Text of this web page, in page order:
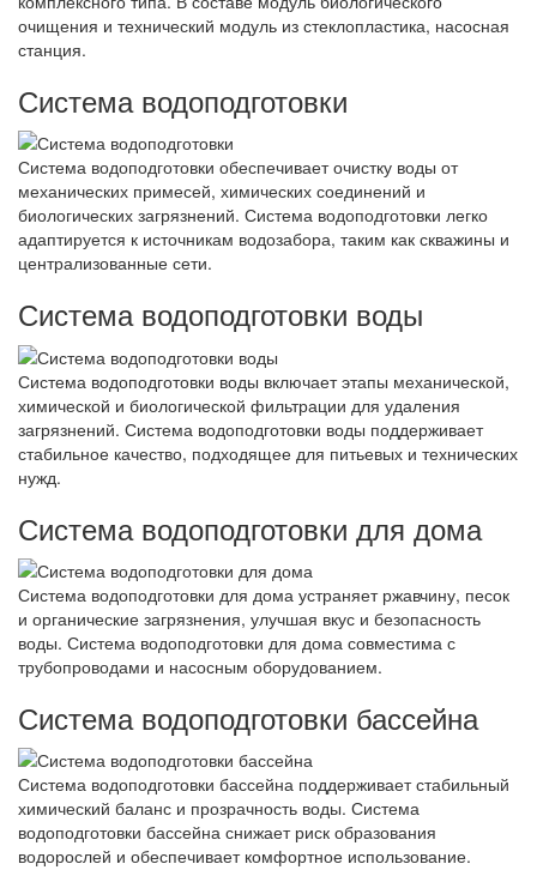
очищения и технический модуль из стеклопластика, насосная
станция.
Система водоподготовки
Система водоподготовки обеспечивает очистку воды от
механических примесей, химических соединений и
биологических загрязнений. Система водоподготовки легко
адаптируется к источникам водозабора, таким как скважины и
централизованные сети.
Система водоподготовки воды
Система водоподготовки воды включает этапы механической,
химической и биологической фильтрации для удаления
загрязнений. Система водоподготовки воды поддерживает
стабильное качество, подходящее для питьевых и технических
нужд.
Система водоподготовки для дома
Система водоподготовки для дома устраняет ржавчину, песок
и органические загрязнения, улучшая вкус и безопасность
воды. Система водоподготовки для дома совместима с
трубопроводами и насосным оборудованием.
Система водоподготовки бассейна
Система водоподготовки бассейна поддерживает стабильный
химический баланс и прозрачность воды. Система
водоподготовки бассейна снижает риск образования
водорослей и обеспечивает комфортное использование.